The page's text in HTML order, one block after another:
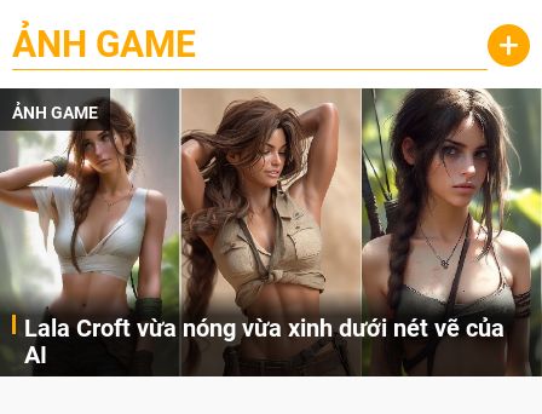
ẢNH GAME +
ẢNH GAME
Lala Croft vừa nóng vừa xinh dưới nét vẽ của
AI